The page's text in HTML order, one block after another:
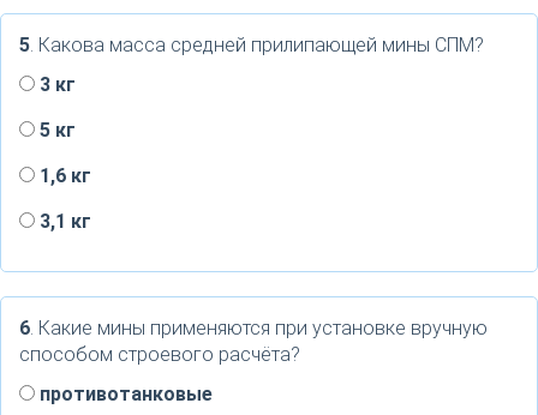
5. Какова масса средней прилипающей мины СПМ?
3 кг
5 кг
1,6 кг
3,1 кг
6. Какие мины применяются при установке вручную
способом строевого расчёта?
противотанковые